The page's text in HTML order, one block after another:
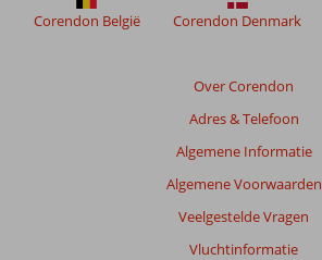
weergegeven
Over Corendon
Adres & Telefoon
Algemene Informatie
Algemene Voorwaarden
Veelgestelde Vragen
Vluchtinformatie
Corendon België Corendon Denmark